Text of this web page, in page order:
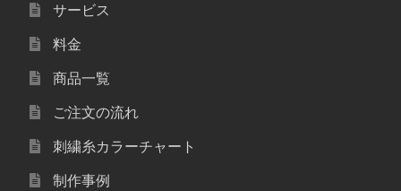
サービス
料金
商品一覧
ご注文の流れ
刺繍糸カラーチャート
制作事例